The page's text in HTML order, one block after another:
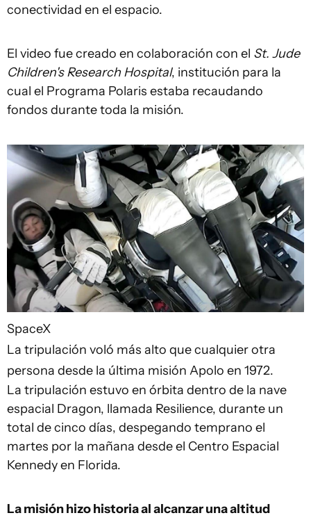
conectividad en el espacio.
El video fue creado en colaboración con el St. Jude
Children's Research Hospital, institución para la
cual el Programa Polaris estaba recaudando
fondos durante toda la misión.
SpaceX
La tripulación voló más alto que cualquier otra
persona desde la última misión Apolo en 1972.
La tripulación estuvo en órbita dentro de la nave
espacial Dragon, llamada Resilience, durante un
total de cinco días, despegando temprano el
martes por la mañana desde el Centro Espacial
Kennedy en Florida.
La misión hizo historia al alcanzar una altitud